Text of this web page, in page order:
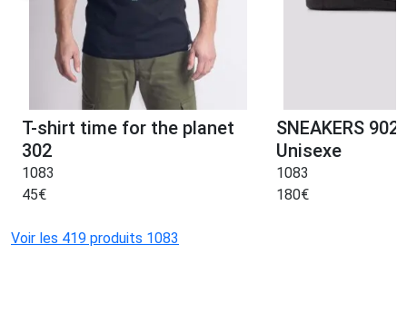
T-shirt time for the planet
302
1083
45€
SNEAKERS
Unisexe
1083
180€
Voir les 419 produits 1083